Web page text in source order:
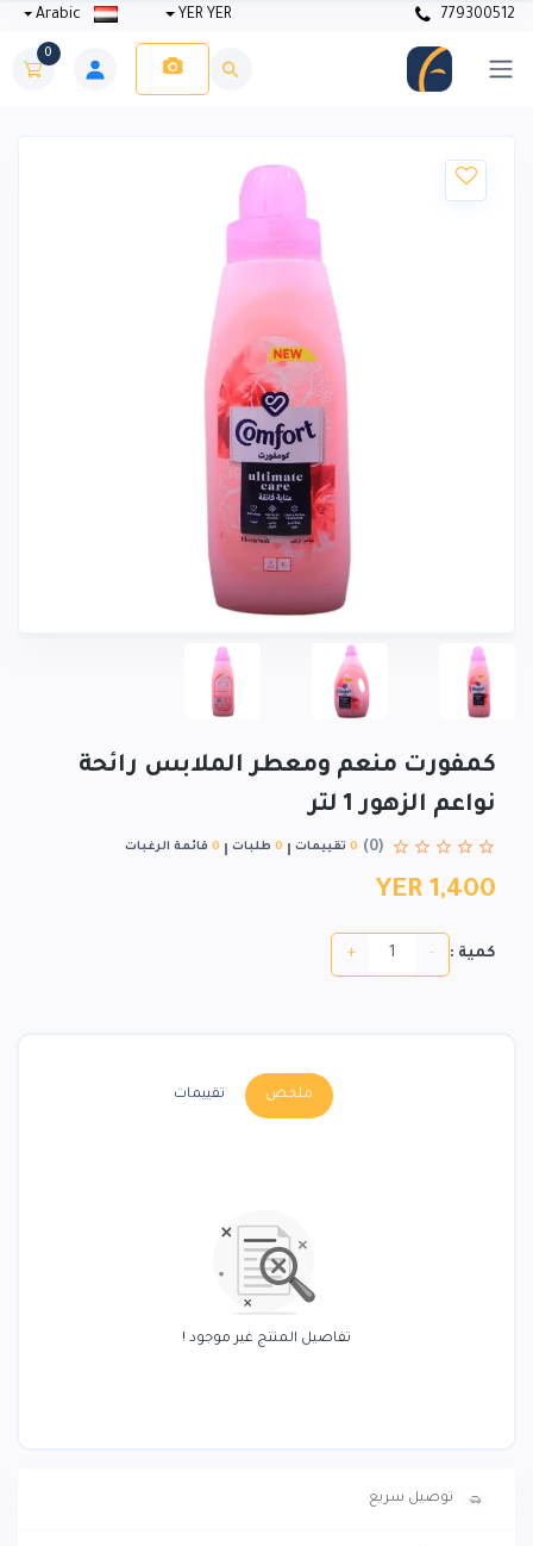
779300512
YER YER
0
كمفورت منعم ومعطر الملابس رائحة
نواعم الزهور 1 لتر
(0)
0 تقييمات 0 طلبات 0 قائمة الرغبات
YER 1,400
كمية : -
+
ملخص تقييمات
تفاصيل المنتج غير موجود !
توصيل سريع